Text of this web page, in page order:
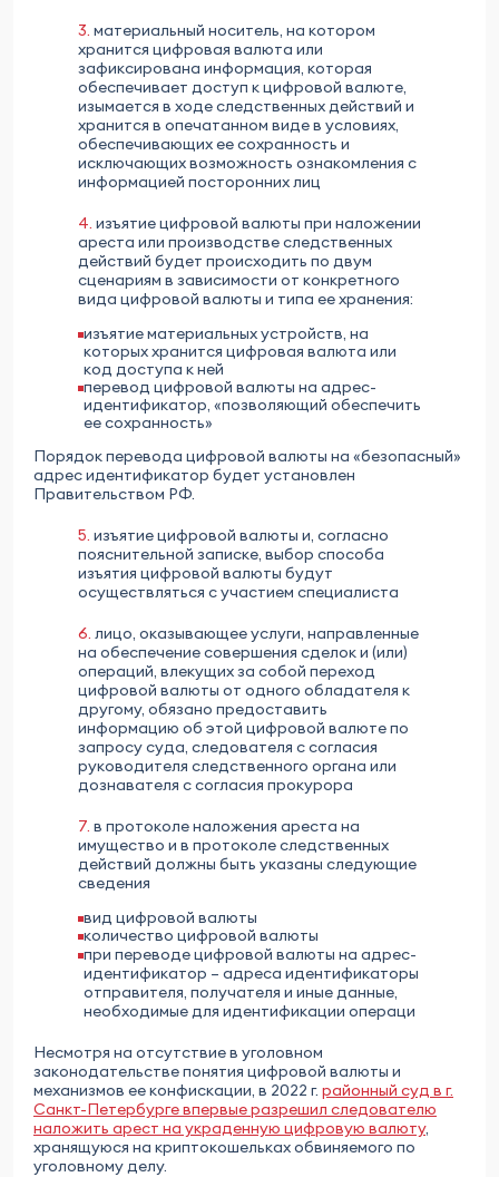
3. материальный носитель, на котором
хранится цифровая валюта или
зафиксирована информация, которая
обеспечивает доступ к цифровой валюте,
изымается в ходе следственных действий и
хранится в опечатанном виде в условиях,
обеспечивающих ее сохранность и
исключающих возможность ознакомления с
информацией посторонних лиц
4. изъятие цифровой валюты при наложении
ареста или производстве следственных
действий будет происходить по двум
сценариям в зависимости от конкретного
вида цифровой валюты и типа ее хранения:
изъятие материальных устройств, на
которых хранится цифровая валюта или
код доступа к ней
перевод цифровой валюты на адрес-
идентификатор, «позволяющий обеспечить
ее сохранность»
Порядок перевода цифровой валюты на «безопасный»
адрес идентификатор будет установлен
Правительством РФ.
5. изъятие цифровой валюты и, согласно
пояснительной записке, выбор способа
изъятия цифровой валюты будут
осуществляться с участием специалиста
6. лицо, оказывающее услуги, направленные
на обеспечение совершения сделок и (или)
операций, влекущих за собой переход
цифровой валюты от одного обладателя к
другому, обязано предоставить
информацию об этой цифровой валюте по
запросу суда, следователя с согласия
руководителя следственного органа или
дознавателя с согласия прокурора
7. в протоколе наложения ареста на
имущество и в протоколе следственных
действий должны быть указаны следующие
сведения
вид цифровой валюты
количество цифровой валюты
при переводе цифровой валюты на адрес-
идентификатор – адреса идентификаторы
отправителя, получателя и иные данные,
необходимые для идентификации операци
Несмотря на отсутствие в уголовном
законодательстве понятия цифровой валюты и
механизмов ее конфискации, в 2022 г. районный суд в г.
Санкт-Петербурге впервые разрешил следователю
наложить арест на украденную цифровую валюту,
хранящуюся на криптокошельках обвиняемого по
уголовному делу.